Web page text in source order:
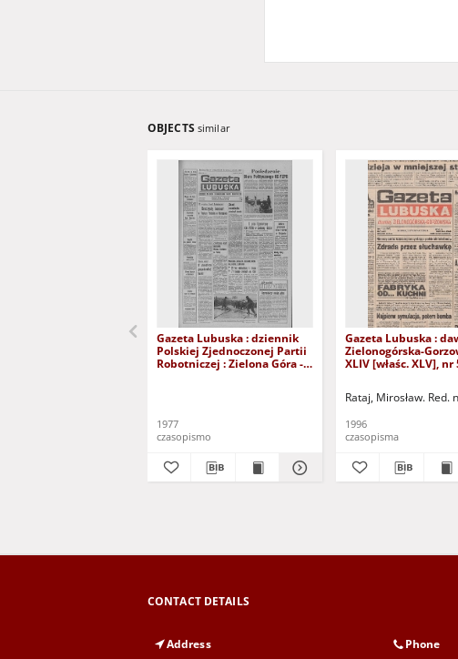
OBJECTS similar
Gazeta Lubuska : dziennik
Polskiej Zjednoczonej Partii
Robotniczej : Zielona Góra -
1977
czasopismo
Gazeta Lubuska :
Zielonogórska-
XLIV [właśc. XLV], nr
Rataj, Mirosław. Red.
1996
czasopisma
CONTACT DETAILS
Address Phone